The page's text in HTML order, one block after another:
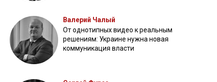
Валерий Чалый
От однотипных видео к реальным
решениям: Украине нужна новая
коммуникация власти